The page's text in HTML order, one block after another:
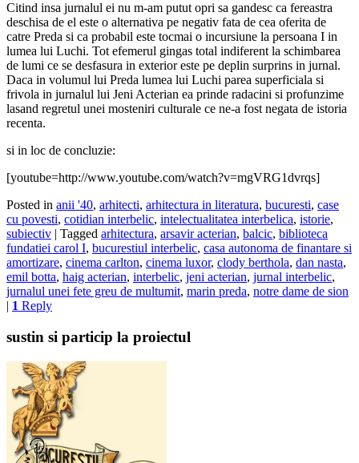
Citind insa jurnalul ei nu m-am putut opri sa gandesc ca fereastra
deschisa de el este o alternativa pe negativ fata de cea oferita de
catre Preda si ca probabil este tocmai o incursiune la persoana I in
lumea lui Luchi. Tot efemerul gingas total indiferent la schimbarea
de lumi ce se desfasura in exterior este pe deplin surprins in jurnal.
Daca in volumul lui Preda lumea lui Luchi parea superficiala si
frivola in jurnalul lui Jeni Acterian ea prinde radacini si profunzime
lasand regretul unei mosteniri culturale ce ne-a fost negata de istoria
recenta.
si in loc de concluzie:
[youtube=http://www.youtube.com/watch?v=mgVRG1dvrqs]
Posted in anii '40, arhitecti, arhitectura in literatura, bucuresti, case
cu povesti, cotidian interbelic, intelectualitatea interbelica, istorie,
subiectiv | Tagged arhitectura, arsavir acterian, balcic, biblioteca
fundatiei carol I, bucurestiul interbelic, casa autonoma de finantare si
amortizare, cinema carlton, cinema luxor, clody berthola, dan nasta,
emil botta, haig acterian, interbelic, jeni acterian, jurnal interbelic,
jurnalul unei fete greu de multumit, marin preda, notre dame de sion
| 1 Reply
sustin si particip la proiectul